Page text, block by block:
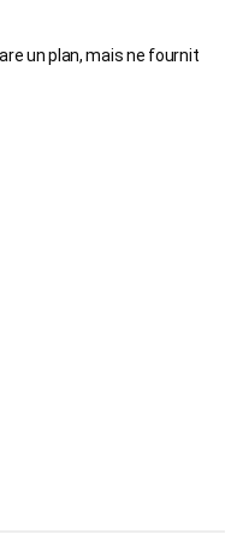
un plan, mais ne fournit